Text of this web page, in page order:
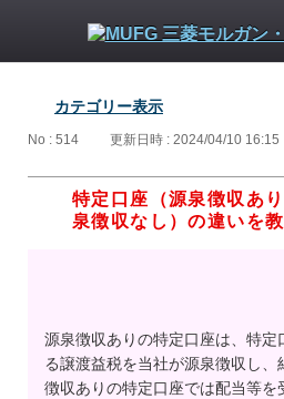
カテゴリー表示
No : 514 更新日時 : 2024/04/10 16:15
特定口座（源泉徴収あ
泉徴収なし）の違いを
源泉徴収ありの特定口座は、特定
る譲渡益税を当社が源泉徴収し、
徴収ありの特定口座では配当等